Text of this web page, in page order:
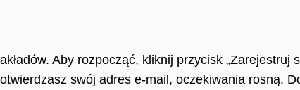
Aby rozpocząć, kliknij przycisk „Zarejestruj
swój adres e-mail, oczekiwania rosną.